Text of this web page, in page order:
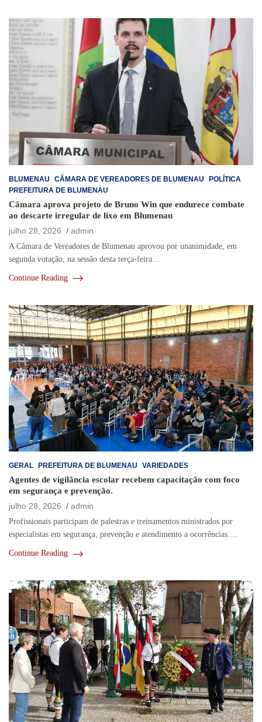
BLUMENAU CÂMARA DE VEREADORES DE BLUMENAU
POLÍTICA
PREFEITURA DE BLUMENAU
Câmara aprova projeto de Bruno Win que endurece combate
ao descarte irregular de lixo em Blumenau
julho 28, 2026
admin
A Câmara de Vereadores de Blumenau aprovou por unanimidade, em
segunda votação, na sessão desta terça-feira…
Continue Reading
GERAL PREFEITURA DE BLUMENAU VARIEDADES
Agentes de vigilância escolar recebem capacitação com foco
em segurança e prevenção.
julho 28, 2026
admin
Profissionais participam de palestras e treinamentos ministrados por
especialistas em segurança, prevenção e atendimento a ocorrências.…
Continue Reading